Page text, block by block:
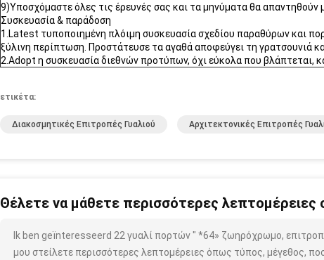
9)Υποσχόμαστε όλες τις έρευνές σας και τα μηνύματα θα απαντηθούν
Συσκευασία & παράδοση
1.Latest τυποποιημένη πλόιμη συσκευασία σχεδίου παραθύρων και
ξύλινη περίπτωση. Προστάτευσε τα αγαθά αποφεύγει τη γρατσουνιά
2.Adopt η συσκευασία διεθνών προτύπων, όχι εύκολα που βλάπτεται,
ετικέτα:
Διακοσμητικές Επιτροπές Γυαλιού Αρχιτεκτονικές Επιτροπές
Θέλετε να μάθετε περισσότερες λεπτομέρειες
Ik ben geïnteresseerd 22 γυαλί πορτών " *64» ζωηρόχρωμο,
μου στείλετε περισσότερες λεπτομέρειες όπως τύπος, μέγεθος,